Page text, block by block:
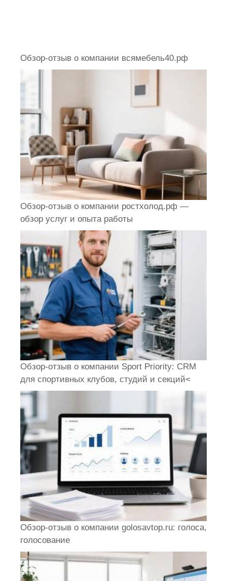
Обзор-отзыв о компании всямебель40.рф
Обзор-отзыв о компании ростхолод.рф —
обзор услуг и опыта работы
Обзор-отзыв о компании Sport Priority: CRM
для спортивных клубов, студий и секций<
Обзор-отзыв о компании golosavtop.ru: голоса,
голосование